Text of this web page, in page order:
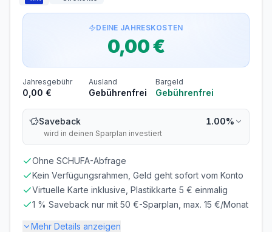
Voraussetzungen
MINDESTALTER MINDESTEINKOMMEN
ab 0,00 €/Monat
SCHUFA-ABFRAGE
Erforderlich
GIROKONTO
Nicht erforderlich
Manuelle Überweisung
Sie müssen den Rechnungsbetrag selbst überweisen.
Verzugszinsen an.
DEINE JAHRESKOSTEN
0,00 €
Jahresgebühr
0,00 €
Ausland
Gebührenfrei
Bargeld
Gebührenfrei
Saveback
wird in deinen Sparplan investiert
1.00%
Ohne SCHUFA-Abfrage
Kein Verfügungsrahmen, Geld geht sofort vom Konto
Virtuelle Karte inklusive, Plastikkarte 5 € einmalig
1 % Saveback nur mit 50 €-Sparplan, max. 15 €/Monat
Mehr Details anzeigen